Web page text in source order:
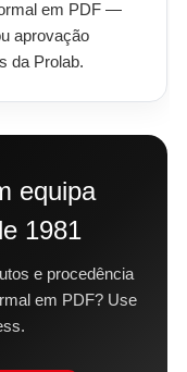
em PDF —
aprovação
da Prolab.
equipa
1981
e procedência
em PDF? Use